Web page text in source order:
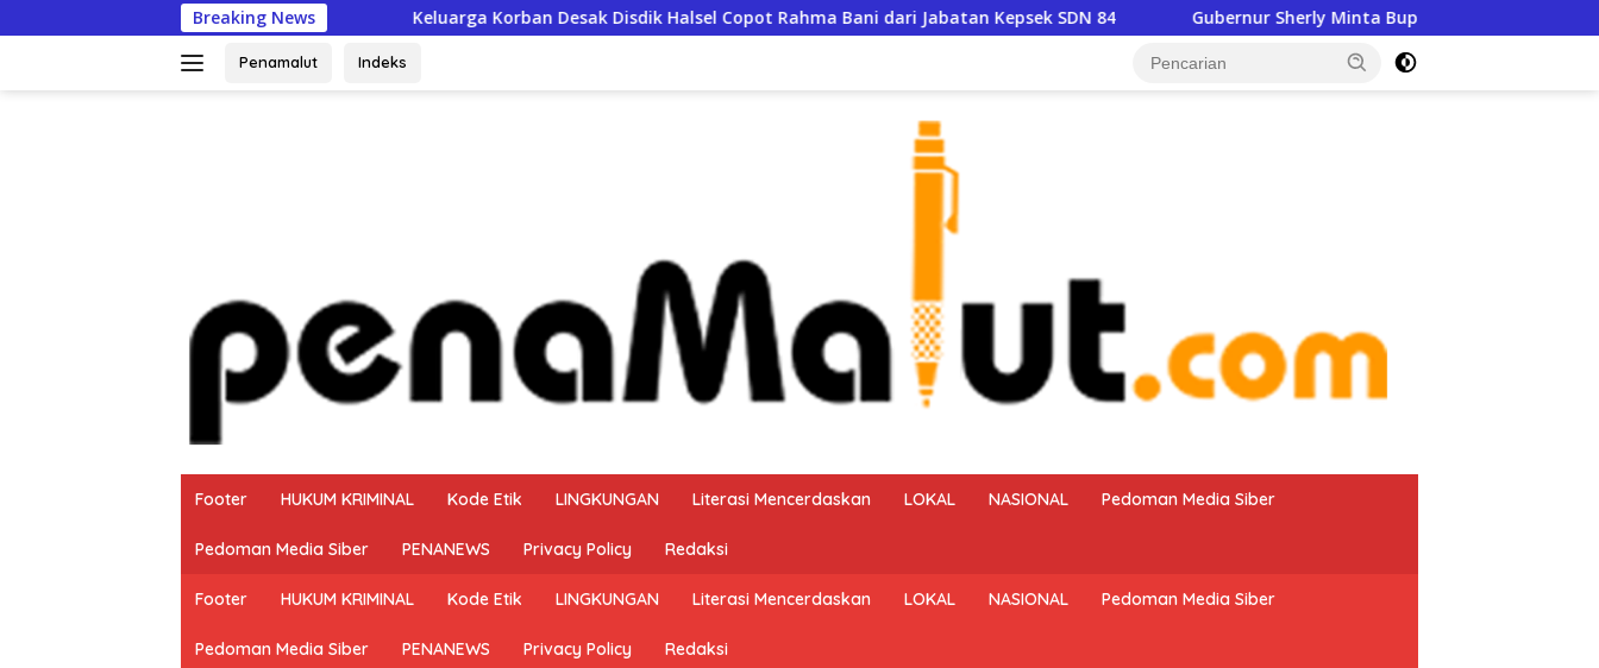
ke
Breaking News
Keluarga Korban Desak Disdik Halsel Copot Rahma Bani dari Jabatan Kepsek SDN 84 Gubernur Sherly Minta Bupati Benahi Data Lahan, Malut Kehilangan
Penamalut Indeks
Footer HUKUM KRIMINAL Kode Etik LINGKUNGAN Literasi Mencerdaskan LOKAL NASIONAL Pedoman Media Siber
Pedoman Media Siber PENANEWS Privacy Policy Redaksi
Footer HUKUM KRIMINAL Kode Etik LINGKUNGAN Literasi Mencerdaskan LOKAL NASIONAL Pedoman Media Siber
Pedoman Media Siber PENANEWS Privacy Policy Redaksi